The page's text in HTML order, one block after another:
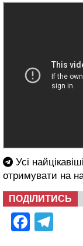
Усі
отримувати на
ПОДІЛИТИСЬ